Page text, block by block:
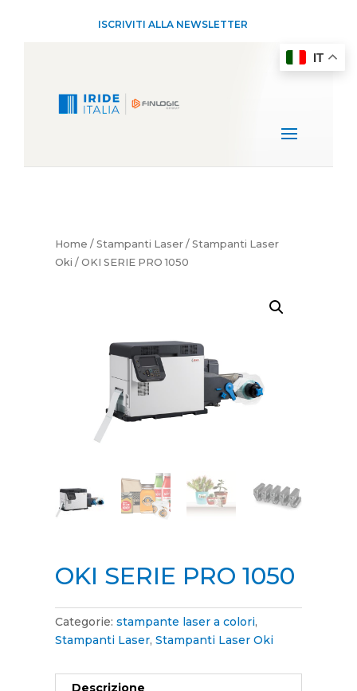
ISCRIVITI ALLA NEWSLETTER
Home / Stampanti Laser/ Stampanti Laser
Oki / OKI SERIE PRO 1050
OKI SERIE PRO 1050
Categorie: stampante laser a colori,
Stampanti Laser, Stampanti Laser Oki
Descrizione
IT